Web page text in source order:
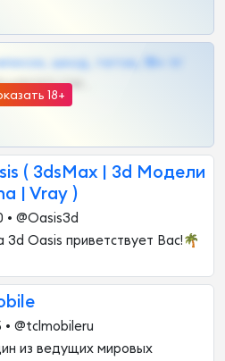
18+
шкод, теток, 18+ тг
( 3dsMax | 3d Модели
| Vray )
• @Oasis3d
3d Oasis приветствует Вас!🌴
• @tclmobileru
из ведущих мировых